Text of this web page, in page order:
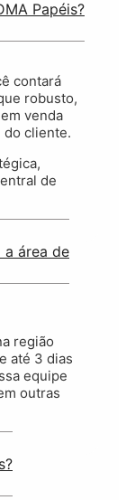
Papéis?
contará
robusto,
venda
do cliente.
de
a área de
região
até 3 dias
equipe
outras